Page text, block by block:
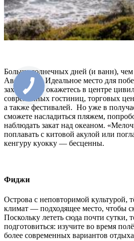
Больше солнечных дней (и ванн), чем
Австралии. Идеальное место для
захотите, то окажетесь в центре
современных гостиниц, торговых
а также фестивалей. Но уже в
сможете насладиться пляжем,
наблюдать закат над океаном.
поплавать с китовой акулой или
кенгуру куокку — бесценны.
Фиджи
Острова с неповторимой культурой,
климат — подходящее место, чтобы
Поскольку лететь сюда почти сутки,
подготовиться: изучите во время
более современных вариантов